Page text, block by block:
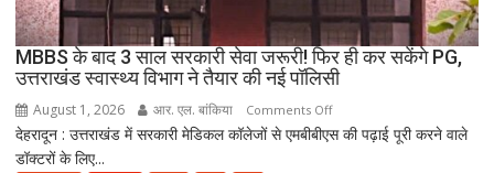
दर्दनाक
मौत,
दो
अब
भी
लापता
MBBS के बाद 3 साल सरकारी सेवा जरूरी! फिर ही कर सकेंगे PG,
उत्तराखंड स्वास्थ्य विभाग ने तैयार की नई पॉलिसी
August 1, 2026 आर. एल. बांकिया Comments Offon
MBBS
देहरादून : उत्तराखंड में सरकारी मेडिकल कॉलेजों से एमबीबीएस की पढ़ाई पूरी करने वाले
डॉक्टरों के लिए...